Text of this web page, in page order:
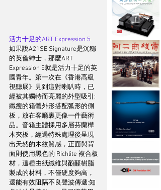
活力十足的ART Expression 5
如果說A21SE Signature是沉穩
的英倫紳士，那麼ART
Expression 5就是活力十足的英
國青年。第一次在《香港高級
視聽展》見到這對喇叭時，已
經被其獨特而亮麗的外型吸引:
纖瘦的箱體外形搭配弧形的側
板，放在客廳裏更像一件藝術
品。音箱主體採用多層芬蘭樺
木夾板，經過特殊處理後呈現
出天然的木紋質感，正面與背
面則使用黑色的 Richlite 複合板
材，這種由紙纖維與酚醛樹脂
製成的材料，不僅硬度夠高，
還能有效阻隔不良聲波傳遞:知